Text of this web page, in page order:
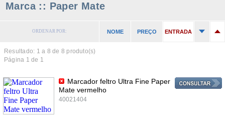
Marca :: Paper Mate
ORDENAR POR: NOME PREÇO ENTRADA
Resultado: 1 a 8 de 8 produto(s)
Página 1 de 1
Marcador feltro Ultra Fine Paper
Mate vermelho
40021404